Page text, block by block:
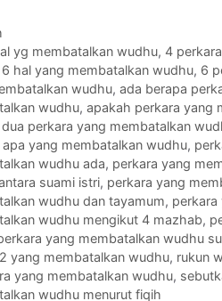
yg membatalkan wudhu,4
6 hal yang membatalkan wudhu, 6
wudhu, ada berapa
wudhu, apakah perkara yang
dua perkara yang membatalkan
apa yang membatalkan wudhu,
wudhu ada, perkara yang
suami istri, perkara yang
wudhu dan tayamum,
wudhu mengikut 4 mazhab,
yang membatalkan wudhu
yang membatalkan wudhu, rukun
yang membatalkan wudhu,
wudhu menurut fiqih